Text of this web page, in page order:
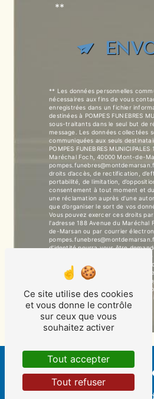
**
** Les données personnelles
nécessaires aux fins de vous
enregistrées dans un fichier
destinées à POMPES FUNEBRES
sous-traitants dans le seul but de
message. Les données collectées
communiquées aux seuls
POMPES FUNEBRES
Maréchal Foch, 40000 Mont-de-
droits d’accès, de rectification,
portabilité, de limitation,
consentement à tout moment et
une réclamation auprès d’une
que d’organiser le sort de vos
Vous pouvez exercer ces droits
l'adresse 188 Avenue du Maréchal
de-Marsan ou par courrier
d'identité pourra vous être
vos données pendant la période
puis pendant la durée de
probatoires et de gestion des
droit de vous inscrire sur la liste
démarchage téléphonique,
Bloctel.gouv.fr. Consultez le site
d’informations sur vos droits.
Recherches
- 2026 - Tous
Ce site utilise des cookies
et vous donne le contrôle
sur ceux que vous
souhaitez activer
Tout accepter
Tout refuser